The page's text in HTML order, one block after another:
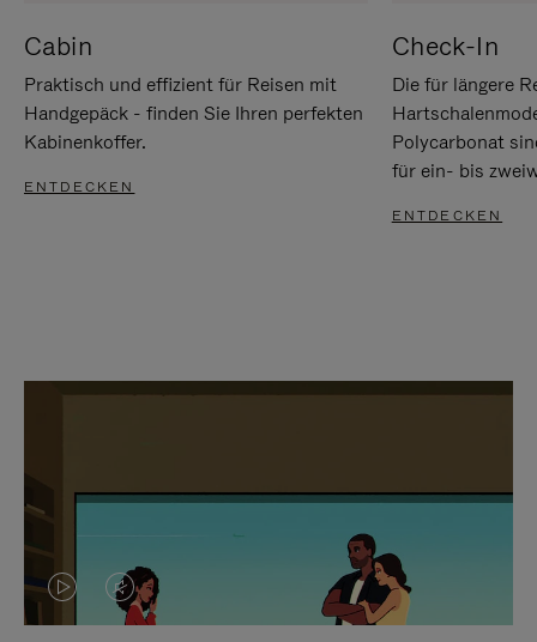
Cabin
Praktisch und effizient für Reisen mit
Handgepäck - finden Sie Ihren perfekten
Kabinenkoffer.
ENTDECKEN
Check-In
Die für längere
Polycarbonat
für ein- bis
ENTDECKEN
DASVIDEO